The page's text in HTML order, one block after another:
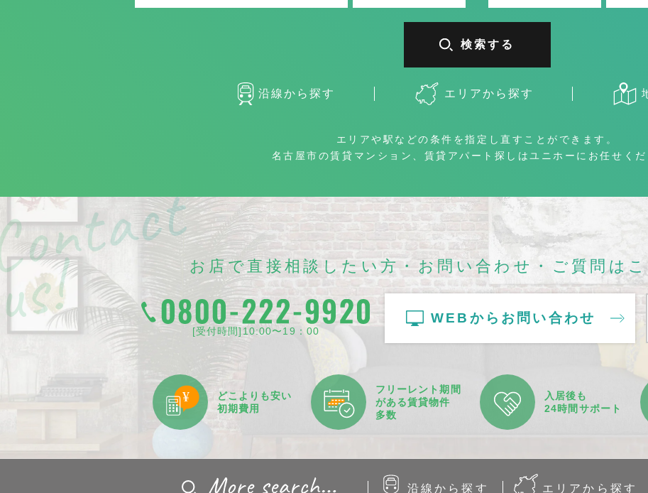
検索する
沿線から探す エリアから探す
エリアや駅などの条件を指定し直すことができます。
名古屋市の賃貸マンション、 賃貸アパート探しはユニホーにお任せくだ
お店で直接相談したい方・ お問い合わせ・ご質問は
[受付時間]10:00〜19：00
WEBから お問い合わせ
どこよりも安い
初期費用
フリーレント期間
がある賃貸物件
多数
入居後も
24時間 サポート
沿線から探す エリアから 探す